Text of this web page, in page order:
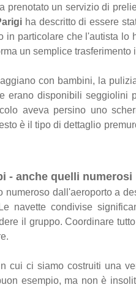
prenotato un servizio di
ha descritto di essere
in particolare che l'autista lo
un semplice
con bambini, la
erano disponibili
aveva persino uno
è il tipo di dettaglio
- anche quelli numerosi
numeroso dall'aeroporto a
navette condivise
il gruppo. Coordinare
cui ci siamo costruiti una
esempio, ma non è